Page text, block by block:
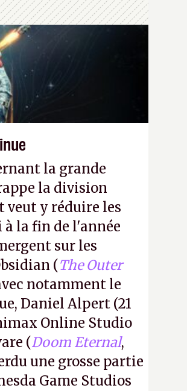
la grande
la division
veut y réduire les
la fin de l'année
sur les
(The Outer
notamment le
Daniel Alpert (21
Online Studio
(Doom Eternal,
une grosse partie
Game Studios